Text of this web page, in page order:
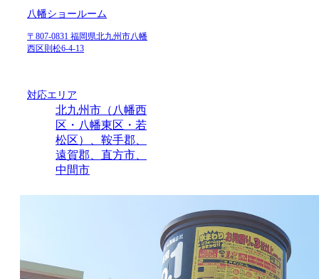
八幡ショールーム
〒807-0831 福岡県北九州市八幡
西区則松6-4-13
対応エリア
北九州市（八幡西
区・八幡東区・若
松区）、鞍手郡、
遠賀郡、直方市、
中間市